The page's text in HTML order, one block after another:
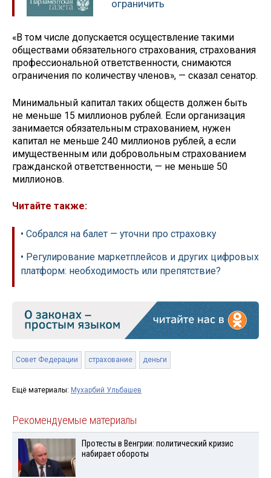
ограничить
«В том числе допускается осуществление такими
обществами обязательного страхования, страхования
профессиональной ответственности, снимаются
ограничения по количеству членов», — сказал сенатор.
Минимальный капитал таких обществ должен быть
не меньше 15 миллионов рублей. Если организация
занимается обязательным страхованием, нужен
капитал не меньше 240 миллионов рублей, а если
имущественным или добровольным страхованием
гражданской ответственности, — не меньше 50
миллионов.
Читайте также:
• Собрался на балет — уточни про страховку
• Регулирование маркетплейсов и других цифровых
платформ: необходимость или препятствие?
Совет Федерации страхование деньги
Ещё материалы: Мухарбий Ульбашев
Рекомендуемые материалы
Протесты в Венгрии: политический кризис
набирает обороты